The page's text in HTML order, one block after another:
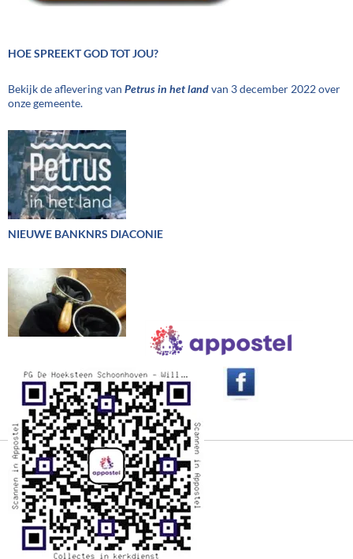
HOE SPREEKT GOD TOT JOU?
Bekijk de aflevering van Petrus in het landvan 3 december 2022 over
onze gemeente.
NIEUWE BANKNRS DIACONIE